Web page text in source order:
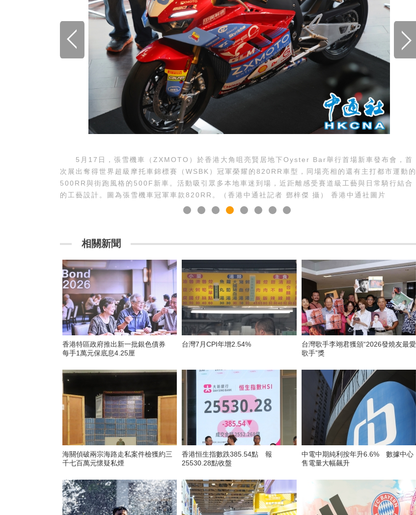
5月17日，張雪機車（ZXMOTO）於香港大角咀亮賢居地下Oyster Bar舉行首場新車發布會，首
次展出奪得世界超級摩托車錦標賽（WSBK）冠軍榮耀的820RR車型，同場亮相的還有主打都市運動的
500RR與街跑風格的500F新車。活動吸引眾多本地車迷到場，近距離感受賽道級工藝與日常騎行結合
的工藝設計。圖為張雪機車冠軍車款820RR。（香港中通社記者 鄧梓傑 攝） 香港中通社圖片
相關新聞
香港特區政府推出新一批銀色債券
每手1萬元保底息4.25厘
台灣7月CPI年增2.54%
台灣歌手李翊君獲頒“2026發燒友最愛
歌手”獎
海關偵破兩宗海路走私案件檢獲約三
千七百萬元懷疑私煙
香港恒生指數跌385.54點 報
25530.28點收盤
中電中期純利按年升6.6% 數據中心
售電量大幅飆升